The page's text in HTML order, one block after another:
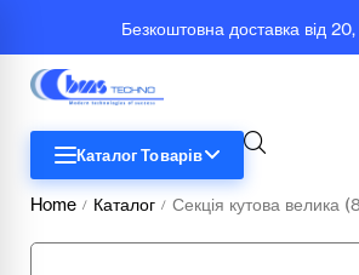
Безкоштовна доставка від
Каталог Товарів
Home / Каталог / Секція кутова велика